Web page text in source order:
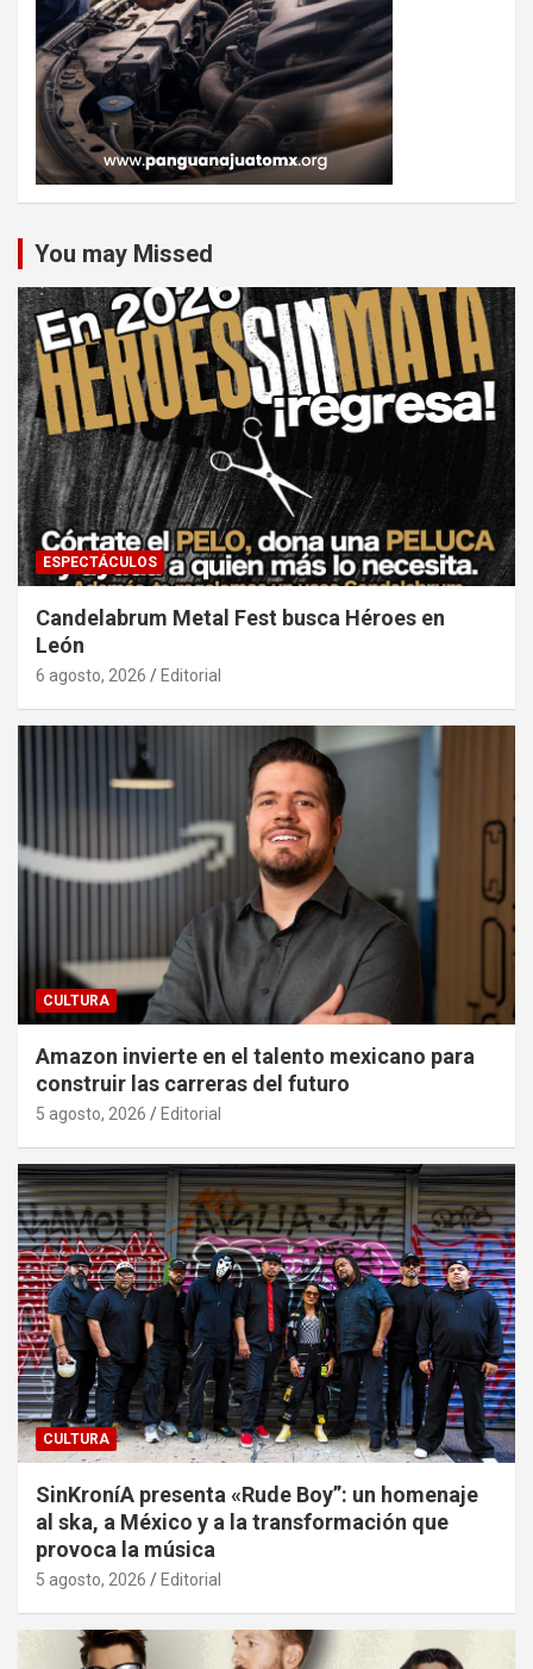
You may Missed
ESPECTÁCULOS
Candelabrum Metal Fest busca Héroes en
León
6 agosto, 2026 Editorial
CULTURA
Amazon invierte en el talento mexicano para
construir las carreras del futuro
5 agosto, 2026 Editorial
CULTURA
SinKroníA presenta «Rude Boy”: un homenaje
al ska, a México y a la transformación que
provoca la música
5 agosto, 2026 Editorial